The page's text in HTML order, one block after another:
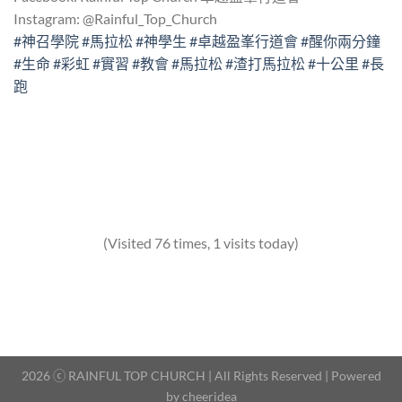
Instagram: @Rainful_Top_Church
#神召學院#馬拉松 #神學生 #卓越盈峯行道會#醒你兩分鐘
#生命#彩虹 #實習 #教會#馬拉松 #渣打馬拉松 #十公里 #長
跑
(Visited 76 times, 1 visits today)
2026 ⓒ RAINFUL TOP CHURCH | All Rights Reserved | Powered
bycheeridea